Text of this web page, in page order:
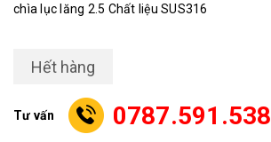
chìa lục lăng 2.5 Chất liệu SUS316
Hết hàng
Tư vấn 0787.591.538